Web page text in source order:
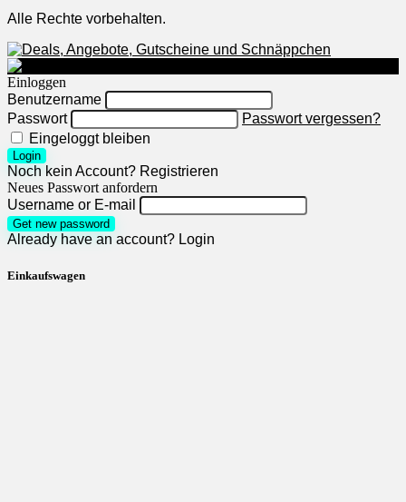
Alle Rechte vorbehalten.
Einloggen
Benutzername
Passwort
Passwort vergessen?
Eingeloggt bleiben
Login
Noch kein Account? Registrieren
Neues Passwort anfordern
Username or E-mail
Get new password
Already have an account? Login
Einkaufswagen